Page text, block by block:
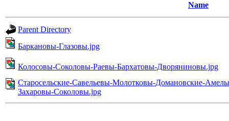
Name
Parent Directory
Баркановы-Глазовы.jpg
Колосовы-Соколовы-Раевы-Бархатовы-Дворяниновы.jpg
Старосельские-Савельевы-Молотковы-Домановские-
Захаровы-Соколовы.jpg